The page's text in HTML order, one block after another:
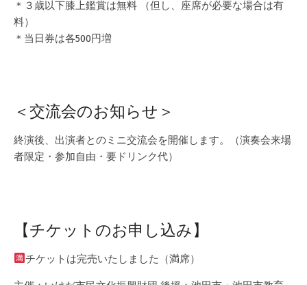
＊３歳以下膝上鑑賞は無料 （但し、座席が必要な場合は有
料）
＊当日券は各500円増
＜交流会のお知らせ＞
終演後、出演者とのミニ交流会を開催します。（演奏会来場
者限定・参加自由・要ドリンク代）
【チケットのお申し込み】
チケットは完売いたしました（満席）